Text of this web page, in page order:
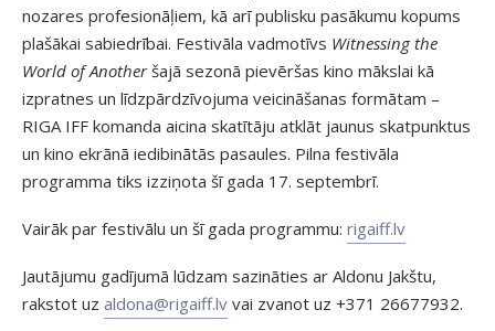
nozares profesionāļiem, kā arī publisku pasākumu kopums
plašākai sabiedrībai. Festivāla vadmotīvs Witnessing the
World of Anotheršajā sezonā pievēršas kino mākslai kā
izpratnes un līdzpārdzīvojuma veicināšanas formātam –
RIGA IFF komanda aicina skatītāju atklāt jaunus skatpunktus
un kino ekrānā iedibinātās pasaules. Pilna festivāla
programma tiks izziņota šī gada 17. septembrī.
Vairāk par festivālu un šī gada programmu: rigaiff.lv
Jautājumu gadījumā lūdzam sazināties ar Aldonu Jakštu,
rakstot uz aldona@rigaiff.lv vai zvanot uz +371 26677932.